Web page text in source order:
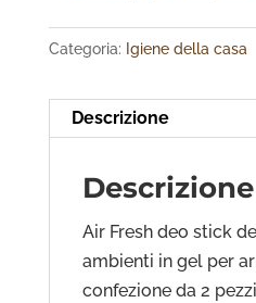
Categoria: Igiene della casa
Descrizione
Descrizione
Air Fresh deo stick
ambienti in gel per
confezione da 2 pezzi